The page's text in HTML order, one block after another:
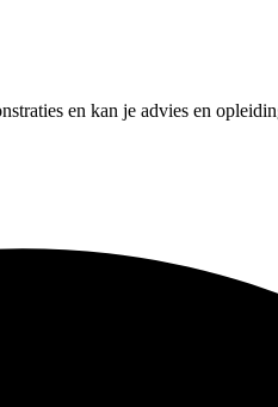
en kan je advies en